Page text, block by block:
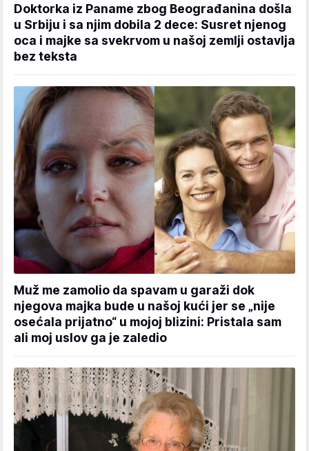
Doktorka iz Paname zbog Beograđanina došla
u Srbiju i sa njim dobila 2 dece: Susret njenog
oca i majke sa svekrvom u našoj zemlji ostavlja
bez teksta
Muž me zamolio da spavam u garaži dok
njegova majka bude u našoj kući jer se „nije
osećala prijatno“ u mojoj blizini: Pristala sam
ali moj uslov ga je zaledio